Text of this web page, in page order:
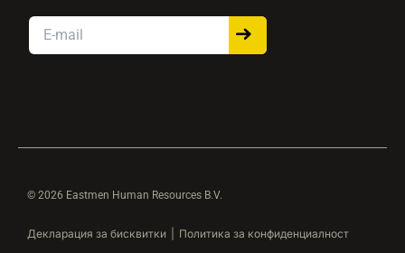
Email
© 2026 Eastmen Human Resources B.V.
Декларация за бисквитки Политика за конфиденциалност